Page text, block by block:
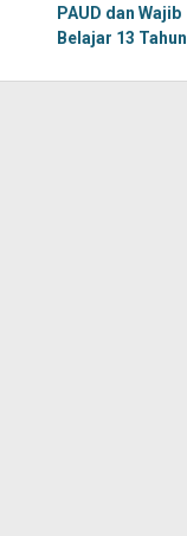
PAUD dan Wajib
Belajar 13 Tahun